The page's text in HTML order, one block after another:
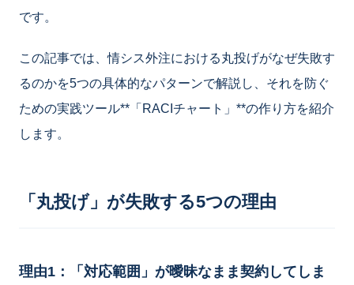
です。
この記事では、情シス外注における丸投げがなぜ失敗す
るのかを5つの具体的なパターンで解説し、それを防ぐ
ための実践ツール**「RACIチャート」**の作り方を紹介
します。
「丸投げ」が失敗する5つの理由
理由1：「対応範囲」が曖昧なまま契約してしま